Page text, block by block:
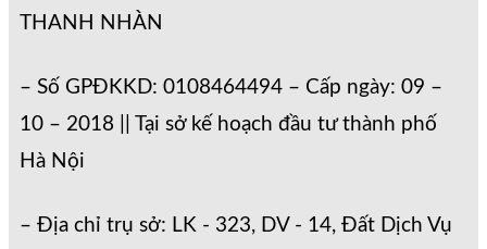
THANH NHÀN
– Số GPĐKKD: 0108464494 – Cấp ngày: 09 –
10 – 2018 || Tại sở kế hoạch đầu tư thành phố
Hà Nội
– Địa chỉ trụ sở: LK - 323, DV - 14, Đất Dịch Vụ